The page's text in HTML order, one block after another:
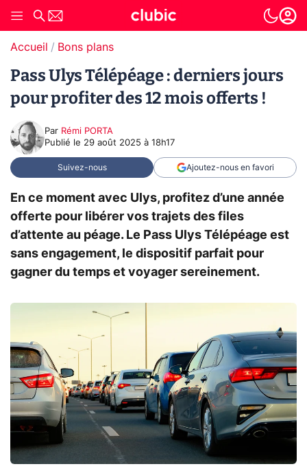
Accueil Bons plans
Pass Ulys Télépéage : derniers jours
pour profiter des 12 mois offerts !
Par Rémi PORTA
Publié le 29 août 2025 à 18h17
Suivez-nous Ajoutez-nous en favori
En ce moment avec Ulys, profitez d’une année
offerte pour libérer vos trajets des files
d’attente au péage. Le Pass Ulys Télépéage est
sans engagement, le dispositif parfait pour
gagner du temps et voyager sereinement.